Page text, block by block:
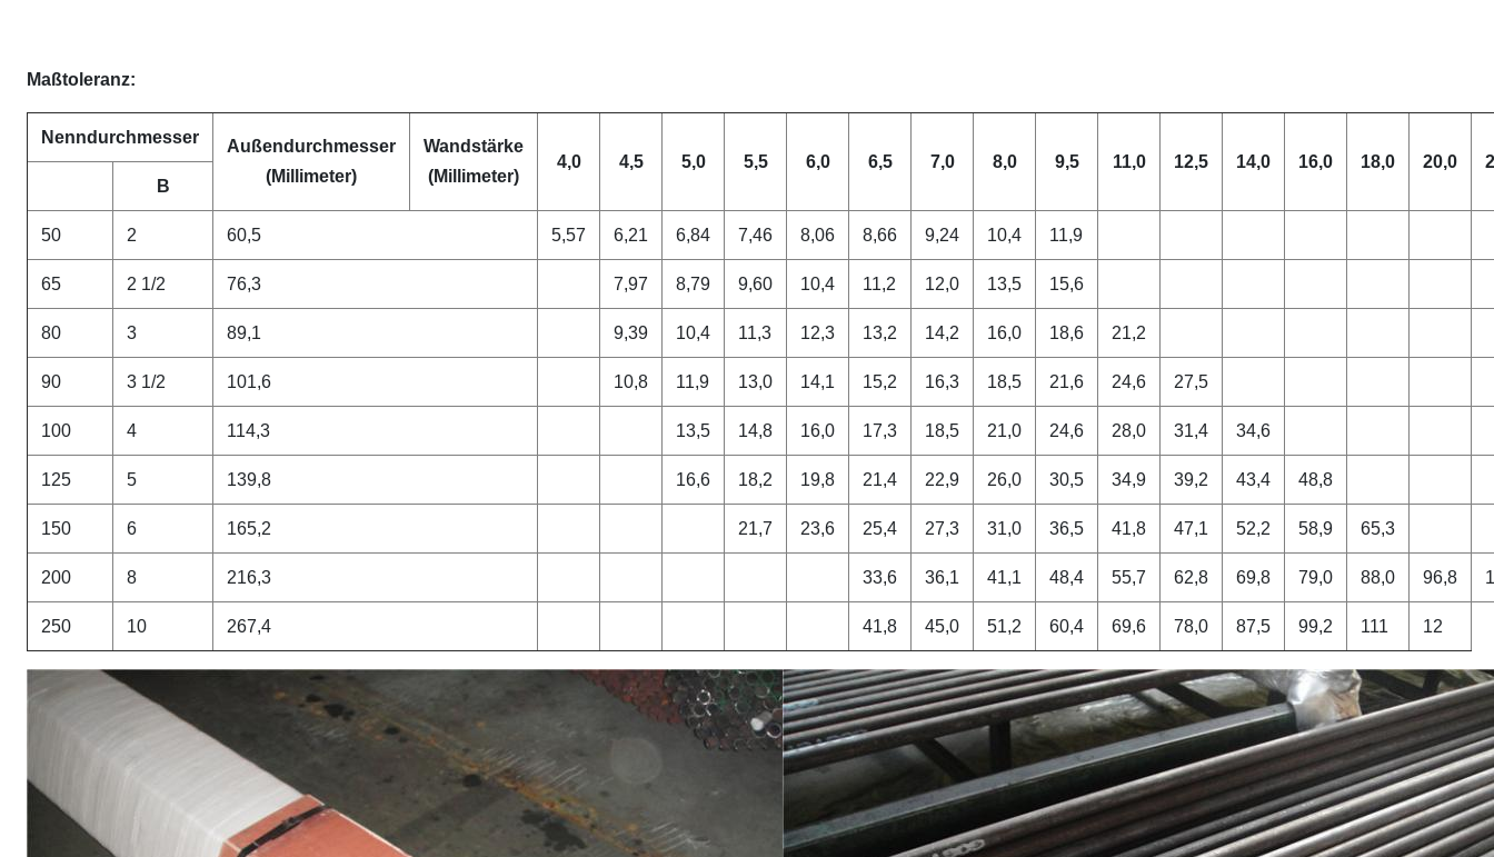
Maßtoleranz:
Nenndurchmesser
Außendurchmesser
(Millimeter)
Wandstärke
(Millimeter)
4,0 4,5 5,0 5,5 6,0 6,5 7,0 8,0 9,5 11,0 12,5 14,0 16,0 18,0 20,0
B
50 2 60,5 5,57 6,21 6,84 7,46 8,06 8,66 9,24 10,4 11,9
65 2 1/2 76,3 7,97 8,79 9,60 10,4 11,2 12,0 13,5 15,6
80 3 89,1 9,39 10,4 11,3 12,3 13,2 14,2 16,0 18,6 21,2
90 3 1/2 101,6 10,8 11,9 13,0 14,1 15,2 16,3 18,5 21,6 24,6 27,5
100 4 114,3 13,5 14,8 16,0 17,3 18,5 21,0 24,6 28,0 31,4 34,6
125 5 139,8 16,6 18,2 19,8 21,4 22,9 26,0 30,5 34,9 39,2 43,4 48,8
150 6 165,2 21,7 23,6 25,4 27,3 31,0 36,5 41,8 47,1 52,2 58,9 65,3
200 8 216,3 33,6 36,1 41,1 48,4 55,7 62,8 69,8 79,0 88,0 96,8
250 10 267,4 41,8 45,0 51,2 60,4 69,6 78,0 87,5 99,2 111 12